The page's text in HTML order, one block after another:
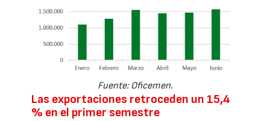
Fuente: Oficemen.
Las exportaciones retroceden un 15,4
% en el primer semestre